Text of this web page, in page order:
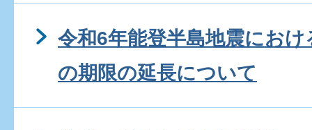
令和6年能登半島地震にお
の期限の延長について